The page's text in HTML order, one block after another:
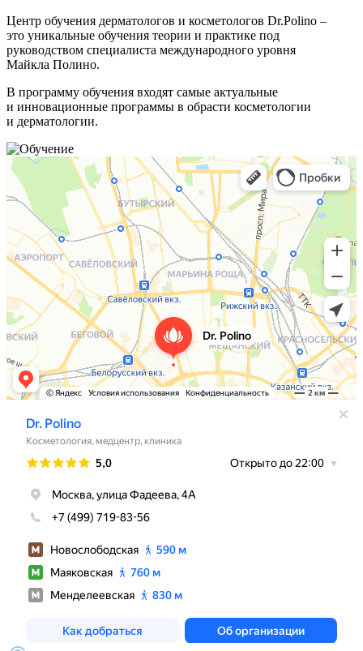
Центр обучения дерматологов и косметологов Dr.Polino –
это уникальные обучения теории и практике под
руководством специалиста международного уровня
Майкла Полино.
В программу обучения входят самые актуальные
и инновационные программы в обрасти косметологии
и дерматологии.